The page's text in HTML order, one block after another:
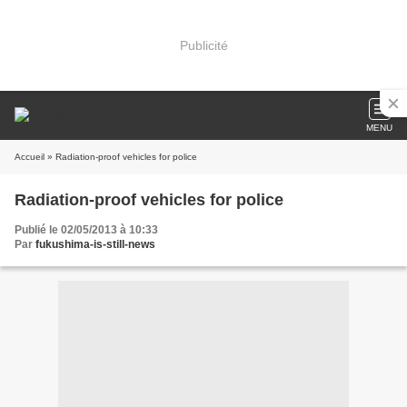
Publicité
MENU
Accueil » Radiation-proof vehicles for police
Radiation-proof vehicles for police
Publié le 02/05/2013 à 10:33
Par fukushima-is-still-news